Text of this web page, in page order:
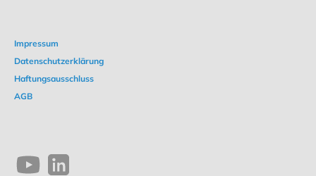
Impressum
Datenschutzerklärung
Haftungsausschluss
AGB